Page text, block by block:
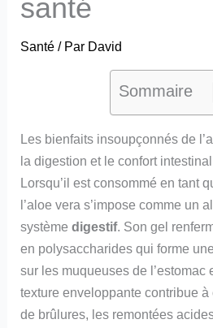
santé
Santé / Par David
Sommaire
Les bienfaits insoupçonnés de
la digestion et le confort intestinal
Lorsqu’il est consommé en tant
l’aloe vera s’impose comme un
systèmedigestif. Son gel
en polysaccharides qui forme
sur les muqueuses de l’estomac
texture enveloppante contribue
de brûlures, les remontées